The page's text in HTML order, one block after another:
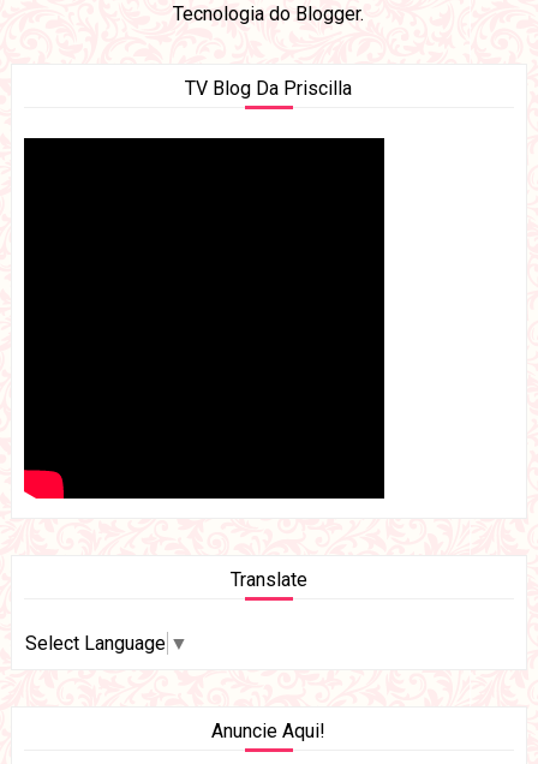
Tecnologia do Blogger.
TV Blog Da Priscilla
Translate
Select Language ▼
Anuncie Aqui!